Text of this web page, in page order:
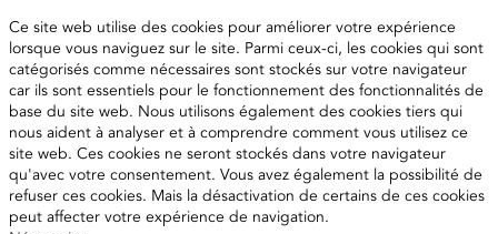
Ce site web utilise des cookies pour améliorer votre expérience
lorsque vous naviguez sur le site. Parmi ceux-ci, les cookies qui sont
catégorisés comme nécessaires sont stockés sur votre navigateur
car ils sont essentiels pour le fonctionnement des fonctionnalités de
base du site web. Nous utilisons également des cookies tiers qui
nous aident à analyser et à comprendre comment vous utilisez ce
site web. Ces cookies ne seront stockés dans votre navigateur
qu'avec votre consentement. Vous avez également la possibilité de
refuser ces cookies. Mais la désactivation de certains de ces cookies
peut affecter votre expérience de navigation.